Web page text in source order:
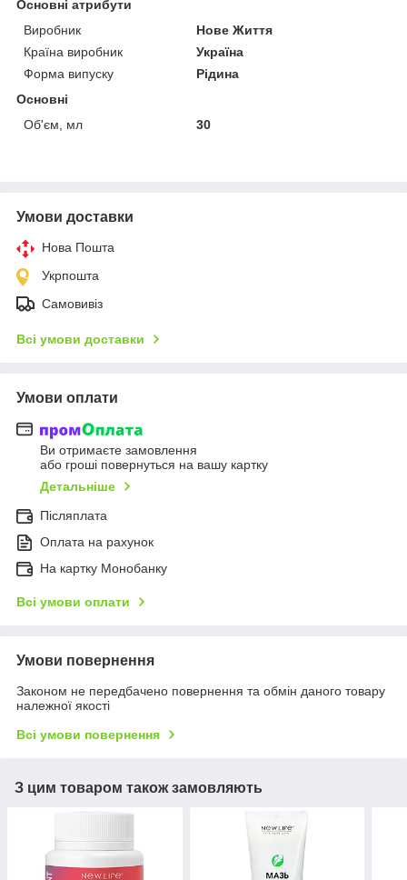
Основні атрибути
Виробник
Нове Життя
Країна виробник
Україна
Форма випуску
Рідина
Основні
Об'єм, мл
30
Умови доставки
Нова Пошта
Укрпошта
Самовивіз
Всі умови доставки
Умови оплати
Ви отримаєте замовлення
або гроші повернуться на вашу картку
Детальніше
Післяплата
Оплата на рахунок
На картку Монобанку
Всі умови оплати
Умови повернення
Законом не передбачено повернення та обмін даного товару
належної якості
Всі умови повернення
З цим товаром також замовляють